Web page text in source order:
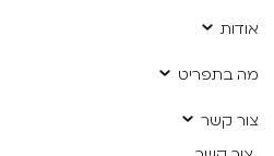
אודות
מה בתפריט
צור קשר